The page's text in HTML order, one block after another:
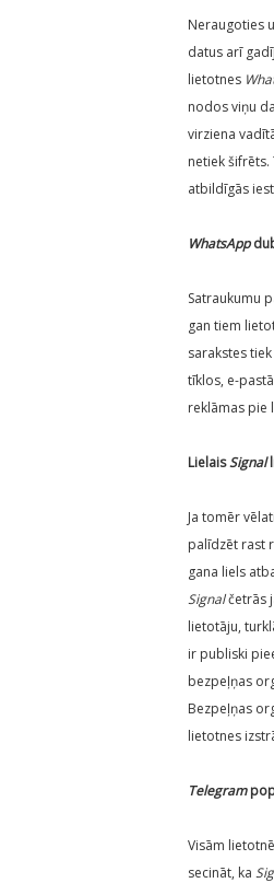
Neraugoties
datus arī
lietotnes
nodos viņu
virziena
netiek
atbildīgās
WhatsApp
Satraukumu
gan tiem
sarakstes
tīklos, e-
reklāmas pie
LielaisSignal
Ja tomēr
palīdzēt rast
gana liels
Signalčetrās
lietotāju,
ir publiski
bezpeļņas
Bezpeļņas
lietotnes
Telegram
Visām
secināt, ka